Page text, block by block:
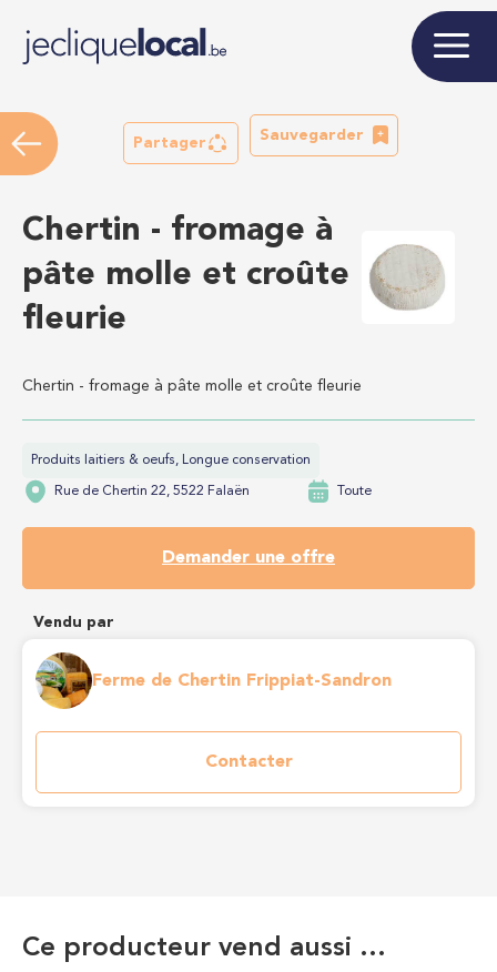
Partager
Sauvegarder
Chertin - fromage à
pâte molle et croûte
fleurie
Chertin - fromage à pâte molle et croûte fleurie
Produits laitiers & oeufs, Longue conservation
Rue de Chertin 22, 5522 Falaën Toute
Demander une offre
Vendu par
Ferme de Chertin Frippiat-Sandron
Contacter
Ce producteur vend aussi …